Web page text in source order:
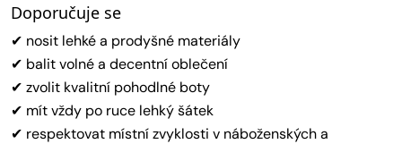
Doporučuje se
✔ nosit lehké a prodyšné materiály
✔ balit volné a decentní oblečení
✔ zvolit kvalitní pohodlné boty
✔ mít vždy po ruce lehký šátek
✔ respektovat místní zvyklosti v náboženských a